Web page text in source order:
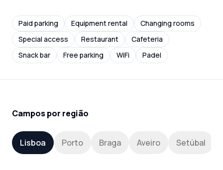
Paid parking Equipment rental
Changing rooms
Special access
Restaurant
Cafeteria
Snack bar
Free parking WiFi Padel
Campos por região
Lisboa Porto Braga Aveiro Setúbal